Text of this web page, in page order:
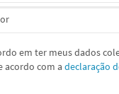
acordo com a declaração